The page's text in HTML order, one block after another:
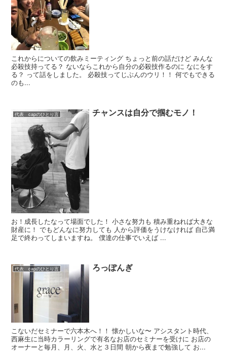
これからについての飲みミーティング ちょっと前の話だけど みんな
必殺技持ってる？ ないならこれから自分の必殺技作るのに なにをす
る？ って話をしました。 必殺技ってじぶんのウリ！！ 何でもできる
のも...
代表 capのひとり言 チャンスは自分で掴むモノ！
お！成長したなって場面でした！ 小さな努力も 積み重ねれば大きな
財産に！ でもどんなに努力しても 人から評価をうけなければ 自己満
足で終わってしまいますね。 僕達の仕事でいえば ...
代表 capのひとり言 ろっぽんぎ
こないだセミナーで六本木へ！！ 懐かしいな〜 アシスタント時代、
西麻生に当時カラーリングで有名なお店のセミナーを受けに お店の
オーナーと毎月、月、火、水と３日間 朝から夜まで勉強して お...